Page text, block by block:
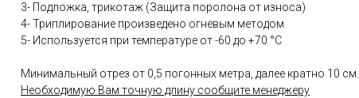
3- Подложка, трикотаж (Защита поролона от износа)
4- Триплирование произведено огневым методом
5- Используется при температуре от -60 до +70 °С
Минимальный отрез от 0,5 погонных метра, далее кратно 10 см.
Необходимую Вам точную длину сообщите менеджеру